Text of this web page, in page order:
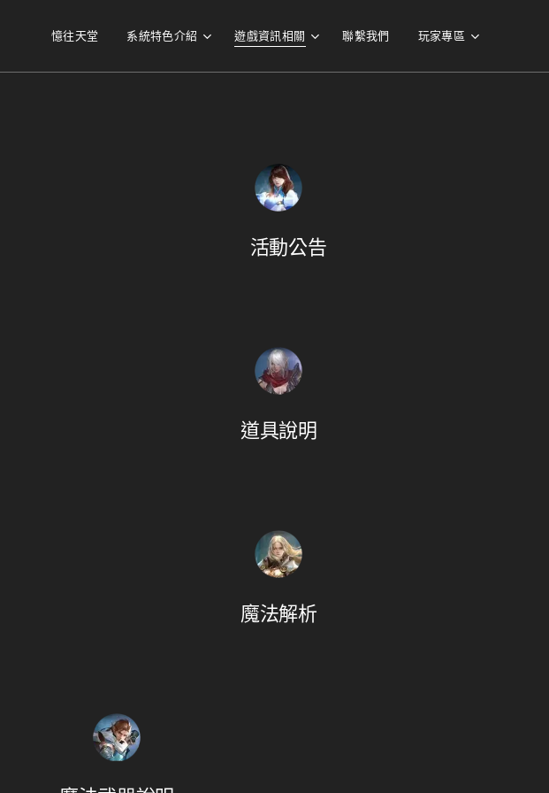
憶往天堂 系統特色介紹 遊戲資訊相關 聯繫我們 玩家專區
活動公告
道具說明
魔法解析